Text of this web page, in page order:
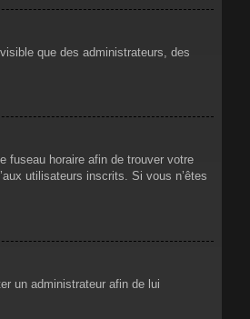
que des administrateurs, des
fuseau horaire afin de trouver votre
utilisateurs inscrits. Si vous n’êtes
un administrateur afin de lui